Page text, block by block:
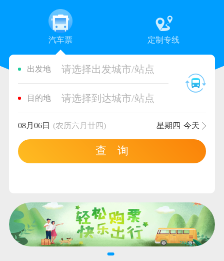
汽车票 定制专线
出发地 请选择出发城市/站点
目的地 请选择到达城市/站点
08月06日 (农历六月廿四) 星期四 今天
查 询